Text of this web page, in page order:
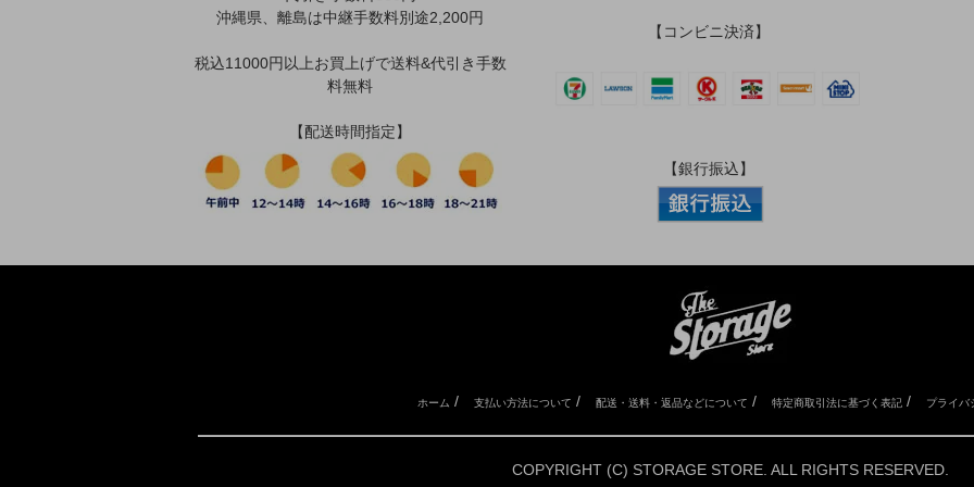
沖縄県、離島は中継手数料別途2,200円
税込11000円以上お買上げで送料&代引き手数
料無料
【配送時間指定】
【コンビニ決済】
【銀行振込】
ホーム / 支払い方法について / 配送・送料・返品などについて / 特定商取引法に基づく表記 / プライバ
COPYRIGHT (C) STORAGE STORE. ALL RIGHTS RESERVED.